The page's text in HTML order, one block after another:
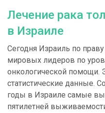
Лечение рака
в Израиле
Сегодня Израиль по
мировых лидеров по
онкологической помощи.
статистические данные.
годы в Израиле самые
пятилетней